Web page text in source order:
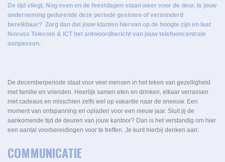
De tijd vliegt. Nog even en de feestdagen staan weer voor de deur. Is jouw
onderneming gedurende deze periode gesloten of verminderd
bereikbaar? Zorg dan dat jouw klanten hiervan op de hoogte zijn en laat
Novuss Telecom & ICT het antwoordbericht van jouw telefooncentrale
aanpassen.
De decemberperiode staat voor veel mensen in het teken van gezelligheid
met familie en vrienden. Heerlijk samen eten en drinken, elkaar verrassen
met cadeaus en misschien zelfs wel op vakantie naar de sneeuw. Een
moment van ontspanning en opladen voor een nieuw jaar. Sluit jij de
aankomende tijd de deuren van jouw kantoor? Dan is het verstandig om hier
een aantal voorbereidingen voor te treffen. Je kunt hierbij denken aan:
COMMUNICATIE